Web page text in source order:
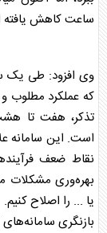
ساعت کاهش
تذکر، هفت تا
است. این سامانه
نقاط ضعف
بهره‌وری مشکلات
یا ... را اصلاح کنیم.
بازنگری